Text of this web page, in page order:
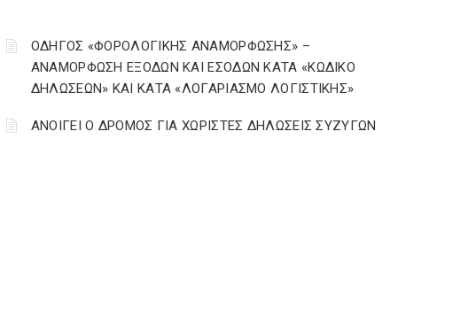
ΟΔΗΓΟΣ «ΦΟΡΟΛΟΓΙΚΗΣ ΑΝΑΜΟΡΦΩΣΗΣ» –
ΑΝΑΜΟΡΦΩΣΗ ΕΞΟΔΩΝ ΚΑΙ ΕΣΟΔΩΝ ΚΑΤΑ «ΚΩΔΙΚΟ
ΔΗΛΩΣΕΩΝ» ΚΑΙ ΚΑΤΑ «ΛΟΓΑΡΙΑΣΜΟ ΛΟΓΙΣΤΙΚΗΣ»
ΑΝΟΙΓΕΙ Ο ΔΡΟΜΟΣ ΓΙΑ ΧΩΡΙΣΤΕΣ ΔΗΛΩΣΕΙΣ ΣΥΖΥΓΩΝ